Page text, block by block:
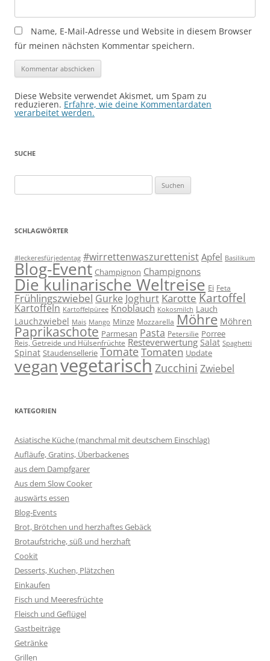
Name, E-Mail-Adresse und Website in diesem Browser
für meinen nächsten Kommentar speichern.
Diese Website verwendet Akismet, um Spam zu
reduzieren. Erfahre, wie deine Kommentardaten
verarbeitet werden.
SUCHE
nach:
SCHLAGWÖRTER
#leckeresfürjedentag #wirrettenwaszurettenist Apfel Basilikum
Blog-Event Champignon Champignons
Die kulinarische Weltreise Ei Feta
Frühlingszwiebel Gurke Joghurt Karotte Kartoffel
Kartoffeln Kartoffelpüree Knoblauch Kokosmilch Lauch
Lauchzwiebel Mais Mango Minze Mozzarella Möhre Möhren
Paprikaschote Parmesan Pasta Petersilie Porree
Reis, Getreide und Hülsenfrüchte Resteverwertung Salat Spaghetti
Spinat Staudensellerie TomateTomaten Update
veganvegetarisch Zucchini Zwiebel
KATEGORIEN
Asiatische Küche (manchmal mit deutschem Einschlag)
Aufläufe, Gratins, Überbackenes
aus dem Dampfgarer
Aus dem Slow Cooker
auswärts essen
Blog-Events
Brot, Brötchen und herzhaftes Gebäck
Brotaufstriche, süß und herzhaft
Cookit
Desserts, Kuchen, Plätzchen
Einkaufen
Fisch und Meeresfrüchte
Fleisch und Geflügel
Gastbeiträge
Getränke
Grillen